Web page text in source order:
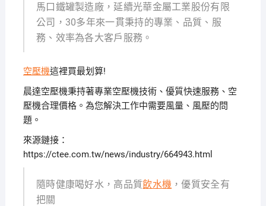
馬口鐵罐製造廠，延續光華金屬工業股份有限
公司，30多年來一貫秉持的專業、品質、服
務、效率為各大客戶服務。
空壓機這裡買最划算!
晨達空壓機秉持著專業空壓機技術、優質快速服務、空
壓機合理價格。為您解決工作中需要風量、風壓的問
題。
來源鏈接：
https://ctee.com.tw/news/industry/664943.html
隨時健康喝好水，高品質飲水機 ，優質安全有
把關